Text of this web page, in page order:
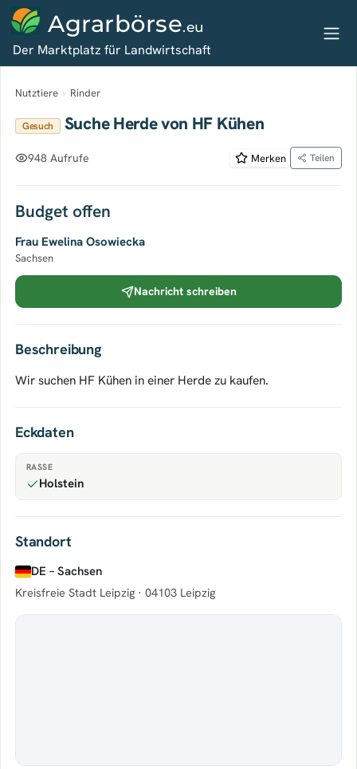
Agrarbörse.eu
Der Marktplatz für Landwirtschaft
Nutztiere › Rinder
Gesuch Suche Herde von HF Kühen
948 Aufrufe Merken Teilen
Budget offen
Frau Ewelina Osowiecka
Sachsen
Nachricht schreiben
Beschreibung
Wir suchen HF Kühen in einer Herde zu kaufen.
Eckdaten
RASSE
Holstein
Standort
DE – Sachsen
Kreisfreie Stadt Leipzig · 04103 Leipzig